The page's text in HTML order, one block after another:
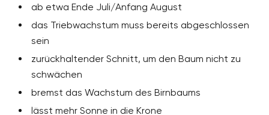
ab etwa Ende Juli/Anfang August
das Triebwachstum muss bereits abgeschlossen
sein
zurückhaltender Schnitt, um den Baum nicht zu
schwächen
bremst das Wachstum des Birnbaums
lässt mehr Sonne in die Krone